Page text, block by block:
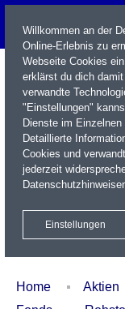
Name / WKN / ISIN /
Xetra Realtime
Home Aktien
Willkommen an der
Online-Erlebnis zu
Webseite Cookies
erklärst du dich
verwandte
"Einstellungen"
Dienste im
Detaillierte
Cookies und
jederzeit
Einstellungen